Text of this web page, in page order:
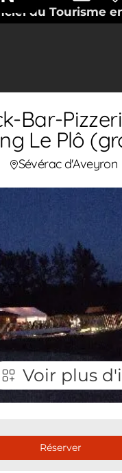
du Tourisme
Bar-
Le Plô
Sévérac d'Aveyron
Voir plus
Réserver